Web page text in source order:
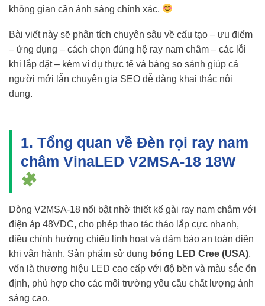
không gian cần ánh sáng chính xác.
Bài viết này sẽ phân tích chuyên sâu về cấu tạo – ưu điểm
– ứng dụng – cách chọn đúng hệ ray nam châm – các lỗi
khi lắp đặt – kèm ví dụ thực tế và bảng so sánh giúp cả
người mới lẫn chuyên gia SEO dễ dàng khai thác nội
dung.
1. Tổng quan về Đèn rọi ray nam
châm VinaLED V2MSA-18 18W
Dòng V2MSA-18 nổi bật nhờ thiết kế gài ray nam châm với
điện áp 48VDC, cho phép thao tác tháo lắp cực nhanh,
điều chỉnh hướng chiếu linh hoạt và đảm bảo an toàn điện
khi vận hành. Sản phẩm sử dụng bóng LED Cree (USA),
vốn là thương hiệu LED cao cấp với độ bền và màu sắc ổn
định, phù hợp cho các môi trường yêu cầu chất lượng ánh
sáng cao.